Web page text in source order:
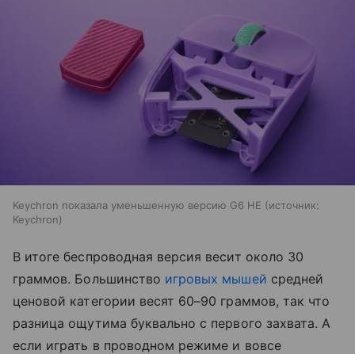
Keychron показала уменьшенную версию G6 HE
источник:
Keychron
В итоге беспроводная версия весит около 30
граммов. Большинство игровых мышей средней
ценовой категории весят 60–90 граммов, так что
разница ощутима буквально с первого захвата. А
если играть в проводном режиме и вовсе